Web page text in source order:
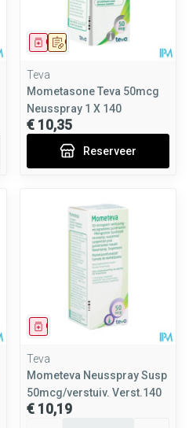
Op voorschrift
Geneesmiddel
Teva
Mometasone Teva 50mcg
Neusspray 1 X 140
€ 10,35
Reserveer
Geneesmiddel
Teva
Mometeva Neusspray Susp
50mcg/verstuiv. Verst.140
€ 10,19